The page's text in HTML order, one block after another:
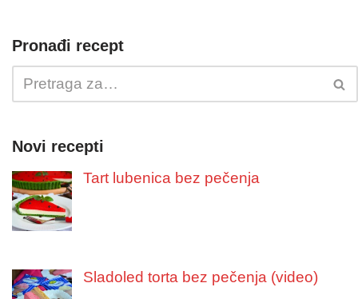
Pronađi recept
Novi recepti
Tart lubenica bez pečenja
Sladoled torta bez pečenja (video)